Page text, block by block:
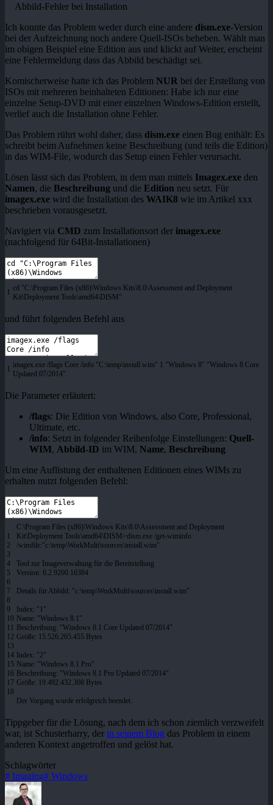
Abbild-Fehler bei Installation
Ich konnte das Problem weder durch eine andere dism.exe-Version
bei der Aufzeichnung noch andere Quell-ISOs beheben. Wählt man
im obigen Beispiel eine Edition aus und klickt auf Weiter, erscheint
eine Fehlermeldung dass das Abbild beschädigt sei.
Komischerweise hatte ich das Problem NUR bei der Erstellung von
ISOs mit mehreren beinhalteten Editionen: Habe ich nur eine
einzelne Setup-DVD mit einer einzelnen Windows-Edition erstellt,
verlief auch die Installation ohne Fehler.
Das Problem rührt wohl daher, dass dism.exe einen Bug enthält: Es
schreibt beim Aufnehmen keine Beschreibung (und teils die Edition)
in das WIM-File, wodurch das Setup einen Fehler verursacht.
Lösen lässt sich das Problem, in dem man mittels Imagex.exe den
Namen, die Beschreibung und die Edition neu setzt. Für
imagex.exe wird die Installation des WAIK8 wie im Artikel xxx
beschrieben vorausgesetzt.
Navigiert via CMD zum Installationsort der imagex.exe
(nachfolgend für 64Bit-Installationen)
1 cd "C:\Program Files (x86)\Windows Kits\8.0\Assessment and Deployment
Kit\Deployment Tools\amd64\DISM"
und führt folgenden Befehl aus
1 imagex.exe /flags Core /info "C:\temp\install.wim" 1 "Windows 8" "Windows 8 Core
Updated 07/2014"
Die Parameter erläutert:
/flags: Die Edition von Windows, also Core, Professional,
Ultimate, etc.
/info: Setzt in folgender Reihenfolge Einstellungen: Quell-
WIM, Abbild-ID im WIM, Name, Beschreibung
Um eine Auflistung der enthaltenen Editionen eines WIMs zu
erhalten nutzt folgenden Befehl:
1
2
3
4
5
6
7
8
9
10
11
12
13
14
15
16
17
18
C:\Program Files (x86)\Windows Kits\8.0\Assessment and Deployment
Kit\Deployment Tools\amd64\DISM>dism.exe /get-wiminfo
/wimfile:"c:\temp\WorkMulti\sources\install.wim"
Tool zur Imageverwaltung für die Bereitstellung
Version: 6.2.9200.16384
Details für Abbild: "c:\temp\WorkMulti\sources\install.wim"
Index: "1"
Name: "Windows 8.1"
Beschreibung: "Windows 8.1 Core Updated 07/2014"
Größe: 15.526.265.455 Bytes
Index: "2"
Name: "Windows 8.1 Pro"
Beschreibung: "Windows 8.1 Pro Updated 07/2014"
Größe: 19.492.432.308 Bytes
Der Vorgang wurde erfolgreich beendet.
Tippgeber für die Lösung, nach dem ich schon ziemlich verzweifelt
war, ist Schusterharry, der in seinem Blog das Problem in einem
anderen Kontext angetroffen und gelöst hat.
Schlagwörter
# Imaging# Windows